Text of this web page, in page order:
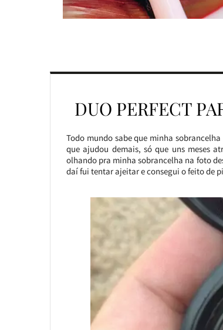
DUO PERFECT
Todo mundo sabe que minha
que ajudou demais, só que uns meses
olhando pra minha sobrancelha na foto
daí fui tentar ajeitar e consegui o feito de